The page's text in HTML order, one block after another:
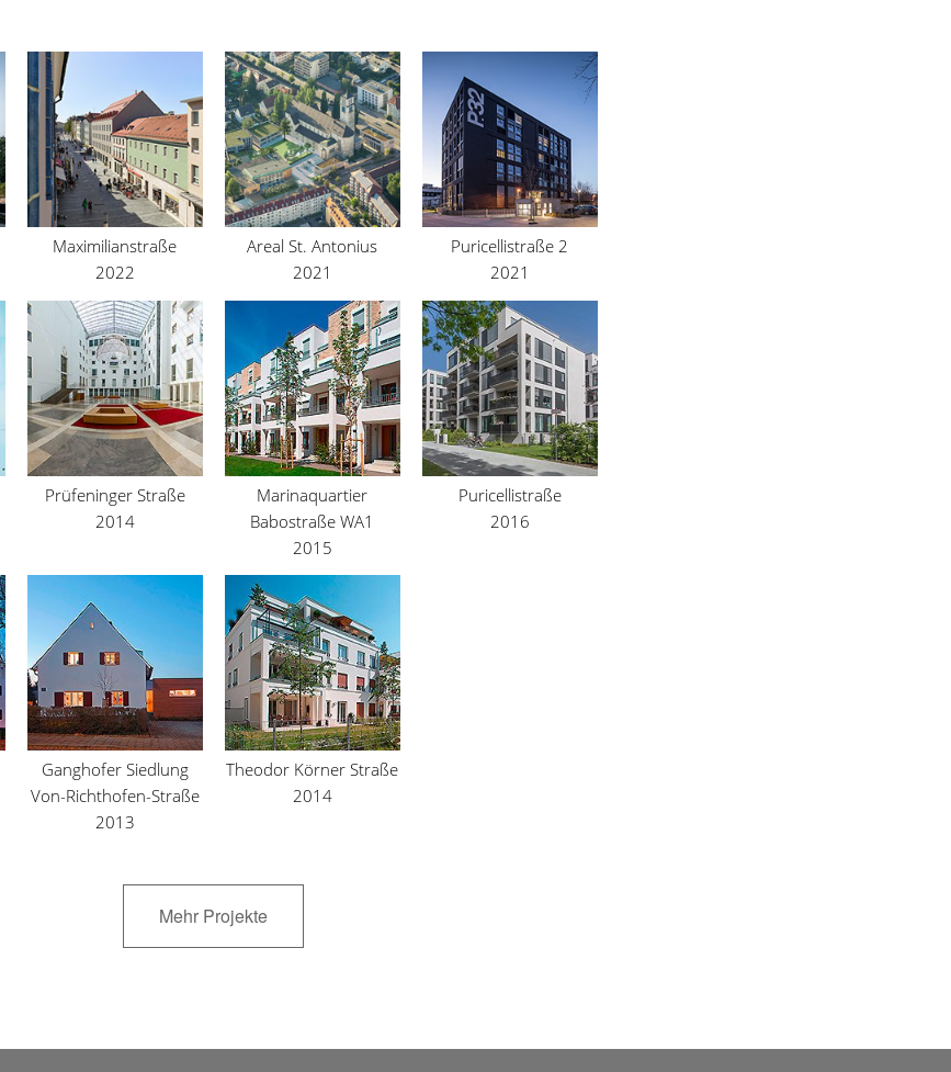
Maximilianstraße
2022
Areal St. Antonius
2021
Puricellistraße 2
2021
Prüfeninger Straße
2014
Marinaquartier
Babostraße WA1
2015
Puricellistraße
2016
Ganghofer Siedlung
Von-Richthofen-Straße
2013
Theodor Körner Straße
2014
Mehr Projekte